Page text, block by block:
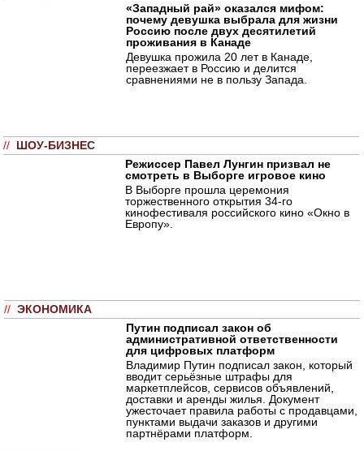
«Западный рай» оказался мифом:
почему девушка выбрала для жизни
Россию после двух десятилетий
проживания в Канаде
Девушка прожила 20 лет в Канаде,
переезжает в Россию и делится
сравнениями не в пользу Запада.
// ШОУ-БИЗНЕС
Режиссер Павел Лунгин призвал не
смотреть в Выборге игровое кино
В Выборге прошла церемония
торжественного открытия 34-го
кинофестиваля российского кино «Окно в
Европу».
// ЭКОНОМИКА
Путин подписал закон об
административной ответственности
для цифровых платформ
Владимир Путин подписал закон, который
вводит серьёзные штрафы для
маркетплейсов, сервисов объявлений,
доставки и аренды жилья. Документ
ужесточает правила работы с продавцами,
пунктами выдачи заказов и другими
партнёрами платформ.